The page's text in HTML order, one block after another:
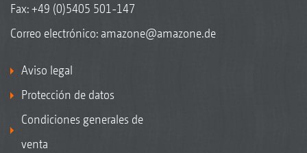
Fax: +49 (0)5405 501-147
Correo electrónico: amazone@amazone.de
Aviso legal
Protección de datos
Condiciones generales de
venta